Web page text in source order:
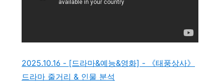
2025.10.16 - [드라마&예능&영화] - 《태풍상사》
드라마 줄거리 & 인물 분석